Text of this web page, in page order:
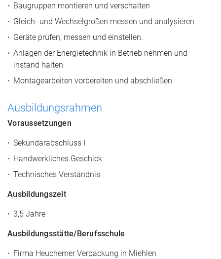
Baugruppen montieren und verschalten
Gleich- und Wechselgrößen messen und analysieren
Geräte prüfen, messen und einstellen.
Anlagen der Energietechnik in Betrieb nehmen und
instand halten
Montagearbeiten vorbereiten und abschließen
Ausbildungsrahmen
Voraussetzungen
Sekundarabschluss I
Handwerkliches Geschick
Technisches Verständnis
Ausbildungszeit
3,5 Jahre
Ausbildungsstätte/Berufsschule
Firma Heuchemer Verpackung in Miehlen